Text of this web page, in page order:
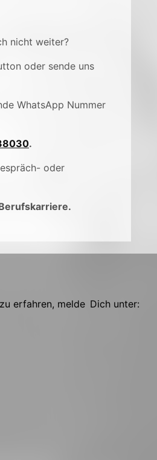
nicht weiter?
oder sende uns
WhatsApp Nummer
.
oder
erfahren, melde Dich unter: